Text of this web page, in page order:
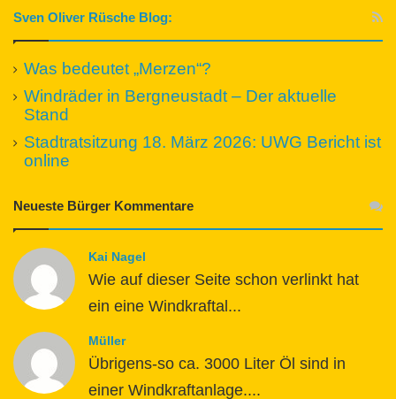
Sven Oliver Rüsche Blog:
Was bedeutet „Merzen“?
Windräder in Bergneustadt – Der aktuelle
Stand
Stadtratsitzung 18. März 2026: UWG Bericht ist
online
Neueste Bürger Kommentare
Kai Nagel
Wie auf dieser Seite schon verlinkt hat
ein eine Windkraftal...
Müller
Übrigens-so ca. 3000 Liter Öl sind in
einer Windkraftanlage....